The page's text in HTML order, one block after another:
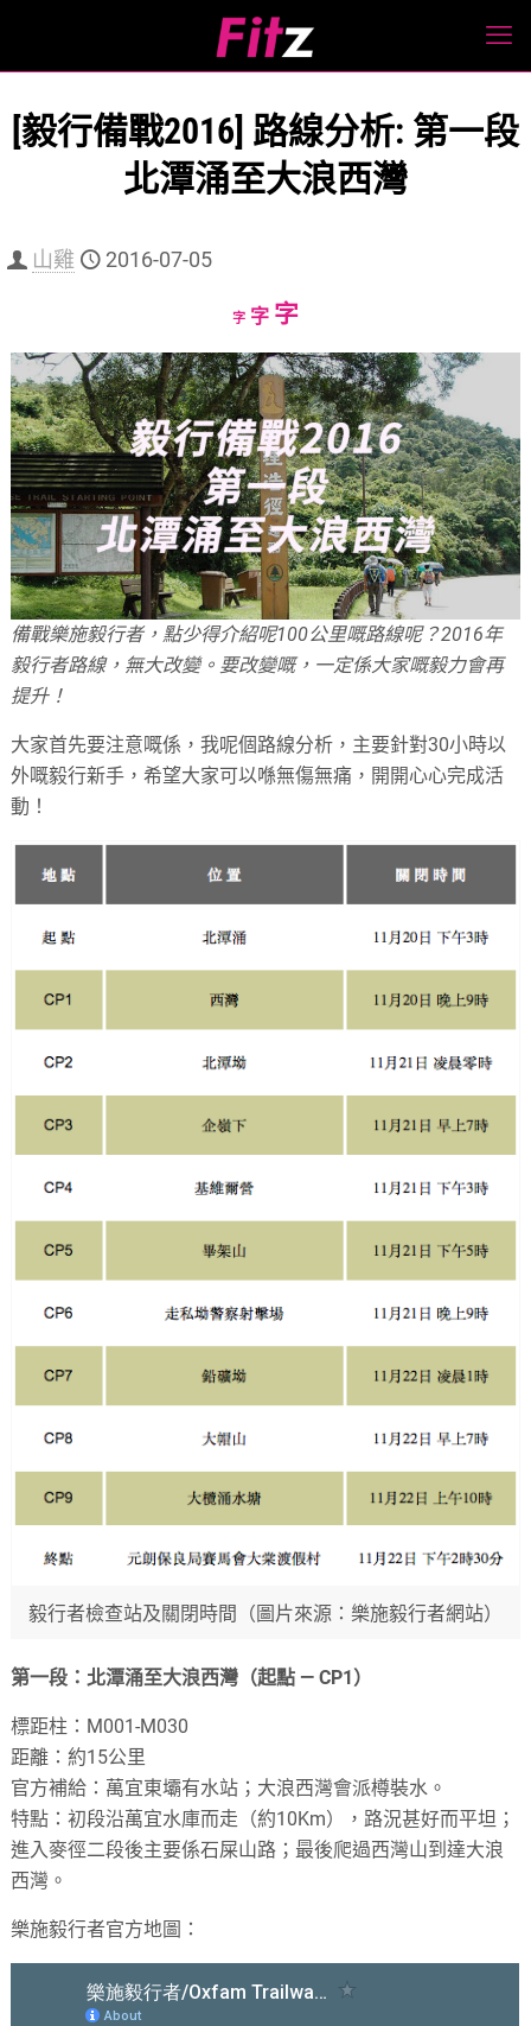
[毅行備戰2016] 路線分析: 第一段
北潭涌至大浪西灣
山雞 2016-07-05
字Decrease
size.
字Reset
size.
字Increase
size.
備戰樂施毅行者，點少得介紹呢100公里嘅路線呢？2016年
毅行者路線，無大改變。要改變嘅，一定係大家嘅毅力會再
提升！
大家首先要注意嘅係，我呢個路線分析，主要針對30小時以
外嘅毅行新手，希望大家可以喺無傷無痛，開開心心完成活
動！
毅行者檢查站及關閉時間（圖片來源：樂施毅行者網站）
第一段：北潭涌至大浪西灣（起點 — CP1）
標距柱：M001-M030
距離：約15公里
官方補給：萬宜東壩有水站；大浪西灣會派樽裝水。
特點：初段沿萬宜水庫而走（約10Km），路況甚好而平坦；
進入麥徑二段後主要係石屎山路；最後爬過西灣山到達大浪
西灣。
樂施毅行者官方地圖：